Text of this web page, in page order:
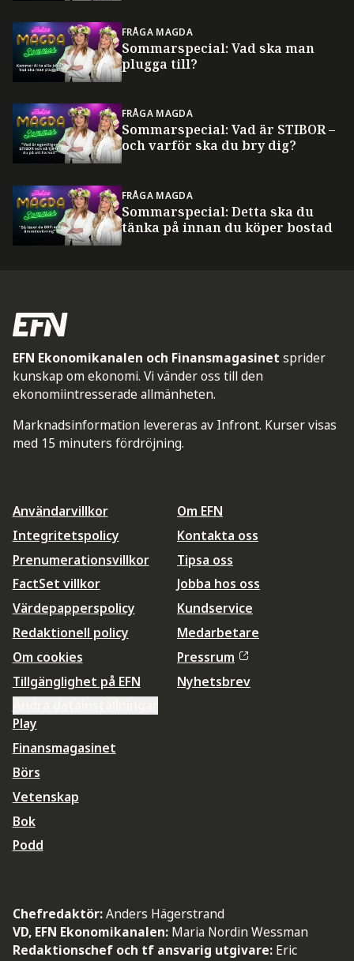
FRÅGA MAGDA
Sommarspecial: Vad ska man
plugga till?
FRÅGA MAGDA
Sommarspecial: Vad är STIBOR –
och varför ska du bry dig?
FRÅGA MAGDA
Sommarspecial: Detta ska du
tänka på innan du köper bostad
EFN Ekonomikanalen och Finansmagasinet sprider
kunskap om ekonomi. Vi vänder oss till den
ekonomiintresserade allmänheten.
Marknadsinformation levereras av Infront. Kurser visas
med 15 minuters fördröjning.
Användarvillkor
Integritetspolicy
Prenumerationsvillkor
FactSet villkor
Värdepapperspolicy
Redaktionell policy
Om cookies
Tillgänglighet på EFN
Om EFN
Kontakta oss
Tipsa oss
Jobba hos oss
Kundservice
Medarbetare
Pressrum
Nyhetsbrev
Play
Finansmagasinet
Börs
Vetenskap
Bok
Podd
Chefredaktör:Anders Hägerstrand
VD, EFN Ekonomikanalen: Maria Nordin Wessman
Redaktionschef och tf ansvarig utgivare: Eric